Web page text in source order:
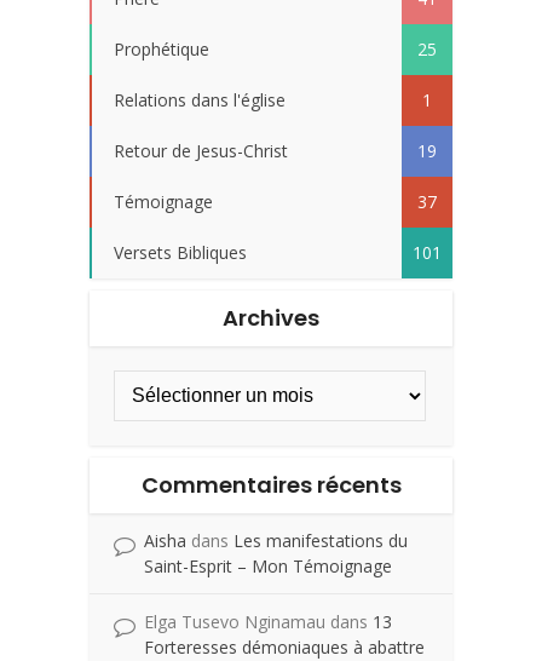
Prophétique 25
Relations dans l'église 1
Retour de Jesus-Christ 19
Témoignage 37
Versets Bibliques 101
Archives
Commentaires récents
Aisha dans Les manifestations du
Saint-Esprit – Mon Témoignage
Elga Tusevo Nginamau dans 13
Forteresses démoniaques à abattre